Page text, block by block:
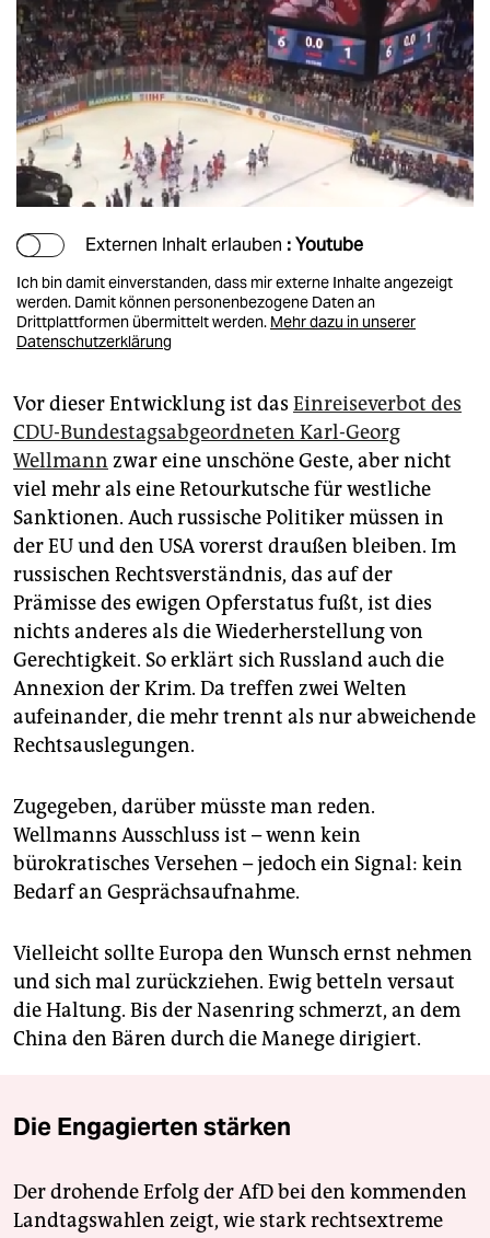
Externen Inhalt erlauben : Youtube
Ich bin damit einverstanden, dass mir externe Inhalte angezeigt
werden. Damit können personenbezogene Daten an
Drittplattformen übermittelt werden. Mehr dazu in unserer
Datenschutzerklärung
Vor dieser Entwicklung ist das Einreiseverbot des
CDU-Bundestagsabgeordneten Karl-Georg
Wellmann zwar eine unschöne Geste, aber nicht
viel mehr als eine Retourkutsche für westliche
Sanktionen. Auch russische Politiker müssen in
der EU und den USA vorerst draußen bleiben. Im
russischen Rechtsverständnis, das auf der
Prämisse des ewigen Opferstatus fußt, ist dies
nichts anderes als die Wiederherstellung von
Gerechtigkeit. So erklärt sich Russland auch die
Annexion der Krim. Da treffen zwei Welten
aufeinander, die mehr trennt als nur abweichende
Rechtsauslegungen.
Zugegeben, darüber müsste man reden.
Wellmanns Ausschluss ist – wenn kein
bürokratisches Versehen – jedoch ein Signal: kein
Bedarf an Gesprächsaufnahme.
Vielleicht sollte Europa den Wunsch ernst nehmen
und sich mal zurückziehen. Ewig betteln versaut
die Haltung. Bis der Nasenring schmerzt, an dem
China den Bären durch die Manege dirigiert.
Die Engagierten stärken
Der drohende Erfolg der AfD bei den kommenden
Landtagswahlen zeigt, wie stark rechtsextreme